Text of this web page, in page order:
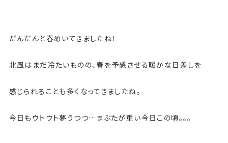
だんだんと春めいてきましたね！
北風はまだ冷たいものの、春を予感させる暖かな日差しを
感じられることも多くなってきましたね。
今日もウトウト夢うつつ…まぶたが重い今日この頃。。。